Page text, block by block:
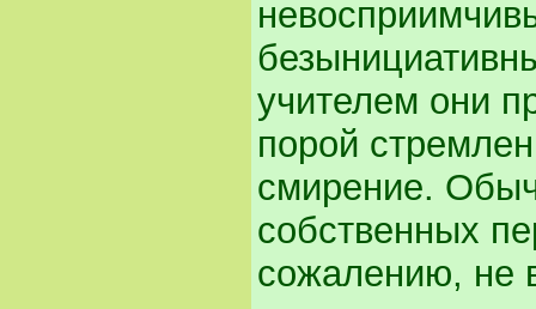
учителем они
порой
смирение.
собственных
сожалению, не